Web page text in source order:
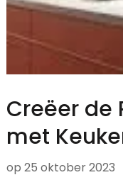
Creëer de
met
op 25 oktober 2023